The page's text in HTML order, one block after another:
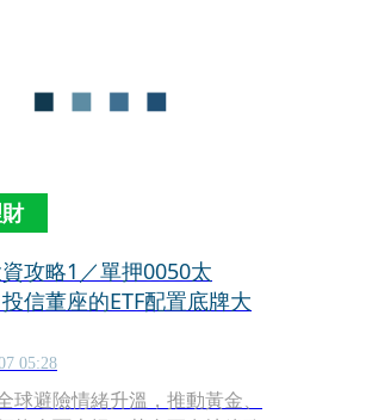
攻略1／單押0050太
信董座的ETF配置底牌大
05:28
球避險情緒升溫，推動黃金、